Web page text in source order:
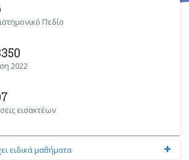
Πεδίο
2022
εισακτέων
ειδικά μαθήματα